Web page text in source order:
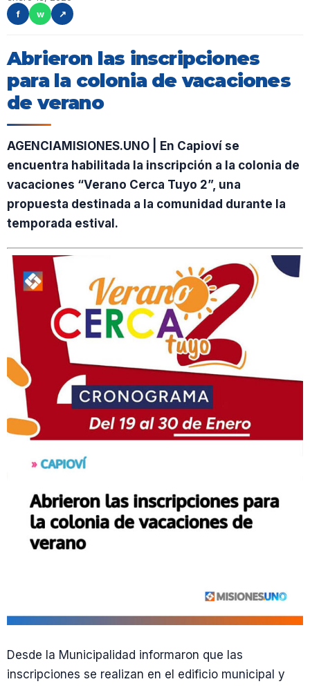
f
w ↗
Abrieron las inscripciones
para la colonia de vacaciones
de verano
AGENCIAMISIONES.UNO | En Capioví se
encuentra habilitada la inscripción a la colonia de
vacaciones “Verano Cerca Tuyo 2”, una
propuesta destinada a la comunidad durante la
temporada estival.
Desde la Municipalidad informaron que las
inscripciones se realizan en el edificio municipal y